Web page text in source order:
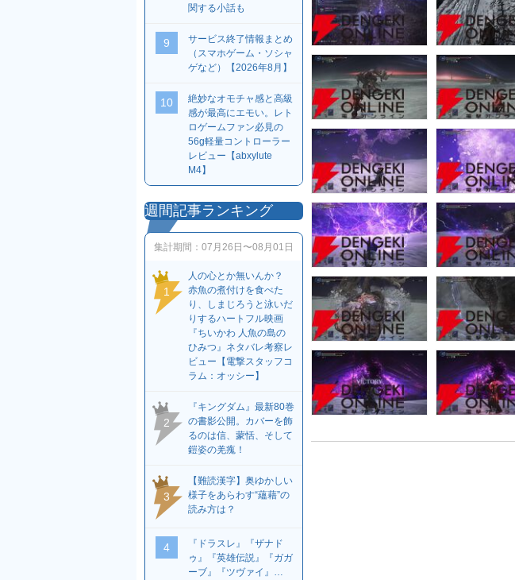
関する小話も
9
サービス終了情報まとめ
（スマホゲーム・ソシャ
ゲなど）【2026年8月】
10
絶妙なオモチャ感と高級
感が最高にエモい。レト
ロゲームファン必見の
56g軽量コントローラー
レビュー【abxylute
M4】
週間記事ランキング
集計期間： 07月26日〜08月01日
1
人の心とか無いんか？
赤魚の煮付けを食べた
り、しまじろうと泳いだ
りするハートフル映画
『ちいかわ 人魚の島の
ひみつ』ネタバレ考察レ
ビュー【電撃スタッフコ
ラム：オッシー】
2
『キングダム』最新80巻
の書影公開。カバーを飾
るのは信、蒙恬、そして
鎧姿の羌瘣！
3
【難読漢字】奥ゆかしい
様子をあらわす“蘊藉”の
読み方は？
4
『ドラスレ』『ザナド
ゥ』『英雄伝説』『ガガ
ーブ』『ツヴァイ』…